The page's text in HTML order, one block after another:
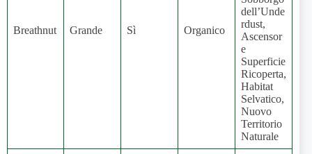
Breathnut Grande Sì Organico
dell’Unde
rdust,
Ascensor
e
Superficie
Ricoperta,
Habitat
Selvatico,
Nuovo
Territorio
Naturale